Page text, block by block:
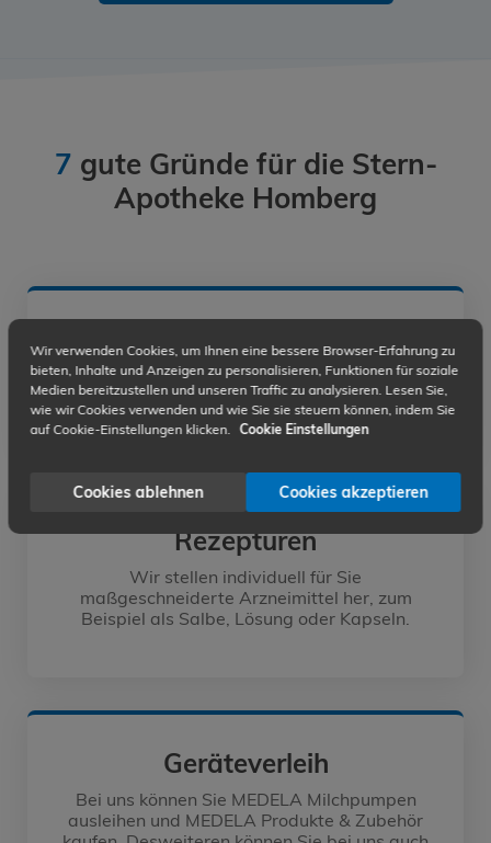
7 gute Gründe für die Stern-
Apotheke Homberg
Persönliche Beratung
Lassen Sie sich von erfahrenen Apothekern und
PTAs individuell und ausführlich beraten, um die
optimale Gesundheitslösungzu erhalten.
Rezepturen
Wir stellen individuell für Sie
maßgeschneiderte Arzneimittel her, zum
Beispiel als Salbe, Lösung oder Kapseln.
Geräteverleih
Bei uns können Sie MEDELA Milchpumpen
ausleihen und MEDELA Produkte & Zubehör
Wir verwenden Cookies, um Ihnen eine bessere Browser-Erfahrung zu
bieten, Inhalte und Anzeigen zu personalisieren, Funktionen für soziale
Medien bereitzustellen und unseren Traffic zu analysieren. Lesen Sie,
wie wir Cookies verwenden und wie Sie sie steuern können, indem Sie
auf Cookie-Einstellungen klicken. Cookie Einstellungen
Cookies ablehnen Cookies akzeptieren